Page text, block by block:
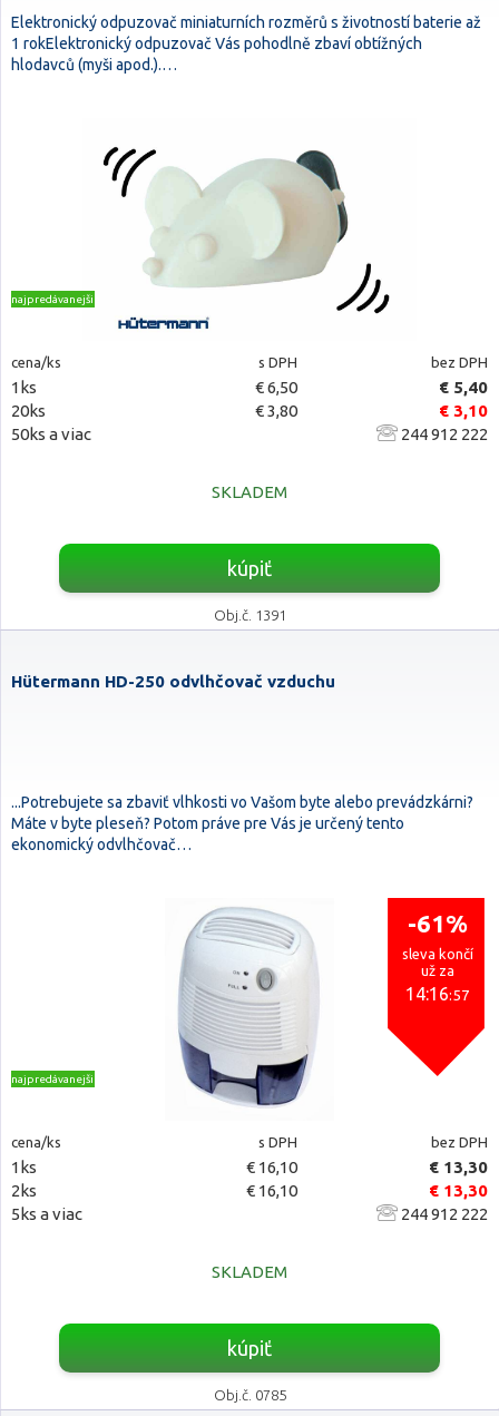
Elektronický odpuzovač miniaturních rozměrů s životností baterie až
1 rokElektronický odpuzovač Vás pohodlně zbaví obtížných
hlodavců (myši apod.).…
najpredávanejšie
cena/ks s DPH bez DPH
1ks € 6,50
€ 5,40
20ks
€ 3,80
€ 3,10
50ks a viac
244 912 222
SKLADEM
kúpiť
Obj.č. 1391
Hütermann HD-250 odvlhčovač vzduchu
...Potrebujete sa zbaviť vlhkosti vo Vašom byte alebo prevádzkárni?
Máte v byte pleseň? Potom práve pre Vás je určený tento
ekonomický odvlhčovač…
-61%
sleva končí
už za
14:16:56
najpredávanejšie
cena/ks s DPH bez DPH
1ks € 16,10
€ 13,30
2ks
€ 16,10
€ 13,30
5ks a viac
244 912 222
SKLADEM
kúpiť
Obj.č. 0785